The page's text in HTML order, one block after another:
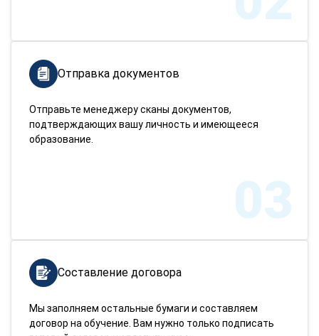
Отправка документов
Отправьте менеджеру сканы документов,
подтверждающих вашу личность и имеющееся
образование.
03
Составление договора
Мы заполняем остальные бумаги и составляем
договор на обучение. Вам нужно только подписать